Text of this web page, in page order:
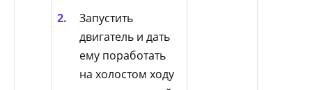
Запустить
двигатель и дать
ему поработать
на холостом ходу